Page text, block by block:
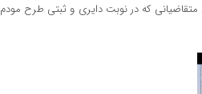
متقاضیانی که در نوبت دایری و ثبتی طرح مودم